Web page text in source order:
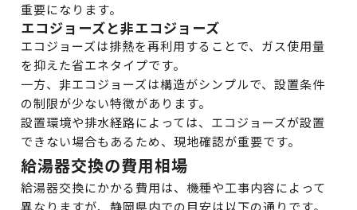
重要になります。
エコジョーズと非エコジョーズ
エコジョーズは排熱を再利用することで、ガス使用量
を抑えた省エネタイプです。
一方、非エコジョーズは構造がシンプルで、設置条件
の制限が少ない特徴があります。
設置環境や排水経路によっては、エコジョーズが設置
できない場合もあるため、現地確認が重要です。
給湯器交換の費用相場
給湯器交換にかかる費用は、機種や工事内容によって